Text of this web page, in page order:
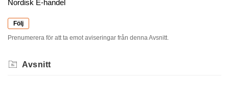
Nordisk E-handel
Följ
Prenumerera för att ta emot aviseringar från denna Avsnitt.
Avsnitt